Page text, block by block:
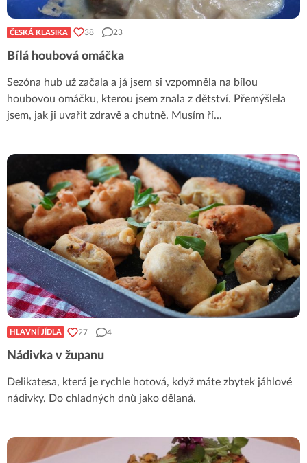
ČESKÁ KLASIKA 38 23
Bílá houbová omáčka
Sezóna hub už začala a já jsem si vzpomněla na bílou
houbovou omáčku, kterou jsem znala z dětství. Přemýšlela
jsem, jak ji uvařit zdravě a chutně. Musím ří...
HLAVNÍ JÍDLA 27 4
Nádivka v županu
Delikatesa, která je rychle hotová, když máte zbytek jáhlové
nádivky. Do chladných dnů jako dělaná.